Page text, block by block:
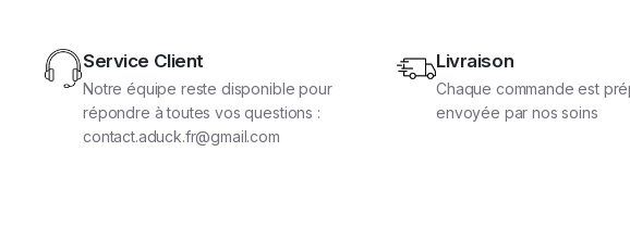
Service Client
Notre équipe reste disponible pour
répondre à toutes vos questions :
contact.aduck.fr@gmail.com
Livraison
Chaque commande est
envoyée par nos soins